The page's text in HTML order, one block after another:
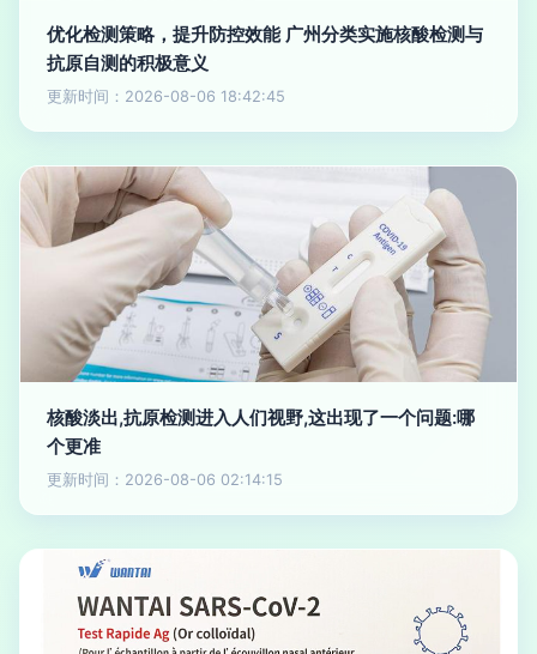
优化检测策略，提升防控效能 广州分类实施核酸检测与
抗原自测的积极意义
更新时间：2026-08-06 18:42:45
核酸淡出,抗原检测进入人们视野,这出现了一个问题:哪
个更准
更新时间：2026-08-06 02:14:15